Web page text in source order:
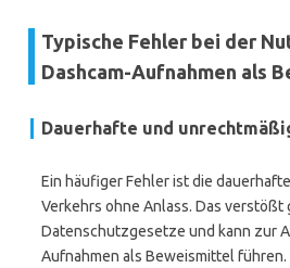
Typische Fehler bei der
Dashcam-Aufnahmen als
Dauerhafte und
Ein häufiger Fehler ist die
Verkehrs ohne Anlass. Das verstößt
Datenschutzgesetze und kann zur
Aufnahmen als Beweismittel führen.